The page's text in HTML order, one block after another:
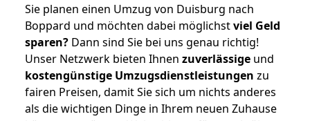
Sie planen einen Umzug von Duisburg nach
Boppard und möchten dabei möglichstviel Geld
sparen? Dann sind Sie bei uns genau richtig!
Unser Netzwerk bieten Ihnen zuverlässige und
kostengünstige Umzugsdienstleistungen zu
fairen Preisen, damit Sie sich um nichts anderes
als die wichtigen Dinge in Ihrem neuen Zuhause